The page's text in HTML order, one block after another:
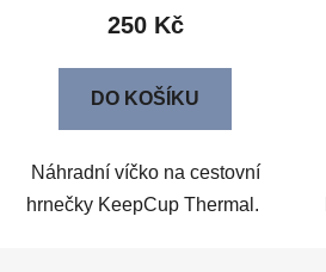
250 Kč
DO KOŠÍKU
Náhradní víčko na cestovní
hrnečky KeepCup Thermal.